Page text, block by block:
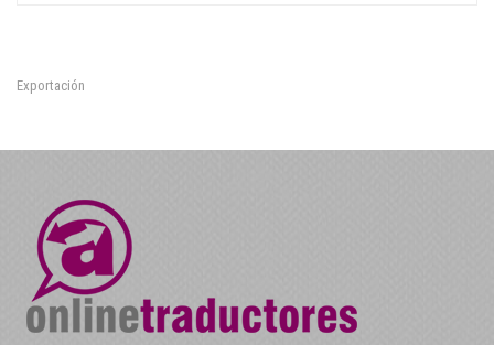
Exportación